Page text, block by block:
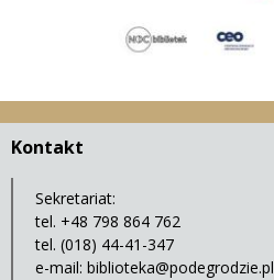
Kontakt
Sekretariat:
tel. +48 798 864 762
tel. (018) 44-41-347
e-mail: biblioteka@podegrodzie.pl